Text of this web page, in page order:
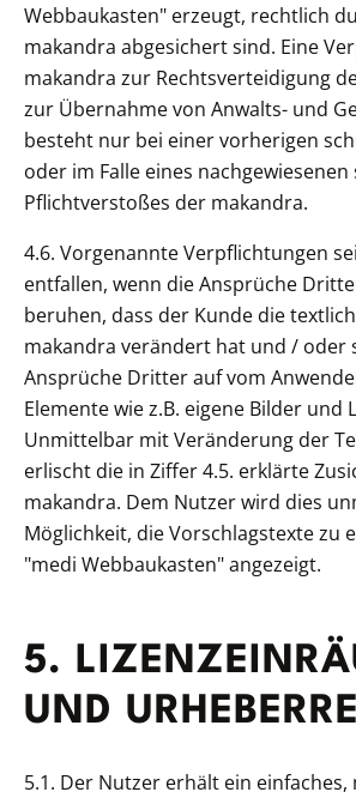
Webbaukasten" erzeugt, rechtlich
makandra abgesichert sind. Eine
makandra zur Rechtsverteidigung
zur Übernahme von Anwalts- und
besteht nur bei einer vorherigen
oder im Falle eines
Pflichtverstoßes der makandra.
4.6. Vorgenannte Verpflichtungen
entfallen, wenn die Ansprüche
beruhen, dass der Kunde die
makandra verändert hat und / oder
Ansprüche Dritter auf vom
Elemente wie z.B. eigene Bilder und
Unmittelbar mit Veränderung der
erlischt die in Ziffer 4.5. erklärte
makandra. Dem Nutzer wird dies
Möglichkeit, die Vorschlagstexte zu
"medi Webbaukasten" angezeigt.
5.
UND
5.1. Der Nutzer erhält ein einfaches,